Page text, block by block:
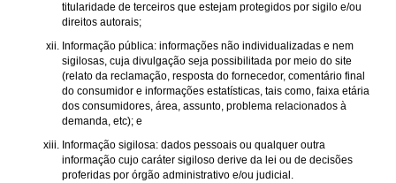
titularidade de terceiros que estejam protegidos por sigilo e/ou
direitos autorais;
Informação pública: informações não individualizadas e nem
sigilosas, cuja divulgação seja possibilitada por meio do site
(relato da reclamação, resposta do fornecedor, comentário final
do consumidor e informações estatísticas, tais como, faixa etária
dos consumidores, área, assunto, problema relacionados à
demanda, etc); e
Informação sigilosa: dados pessoais ou qualquer outra
informação cujo caráter sigiloso derive da lei ou de decisões
proferidas por órgão administrativo e/ou judicial.